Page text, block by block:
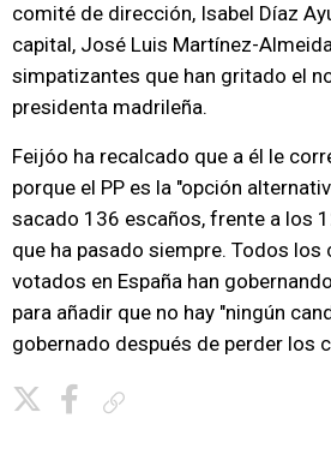
comité de dirección, Isabel Díaz
capital, José Luis Martínez-
simpatizantes que han gritado el
presidenta madrileña.
Feijóo ha recalcado que a él le
porque el PP es la "opción
sacado 136 escaños, frente a los
que ha pasado siempre. Todos
votados en España han
para añadir que no hay "ningún
gobernado después de perder los